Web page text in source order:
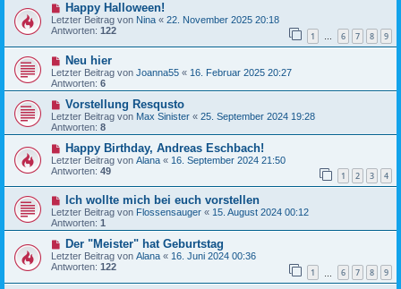
Happy Halloween!
Letzter Beitrag von Nina « 22. November 2025 20:18
Antworten: 122 1 … 6 7 8 9
Neu hier
Letzter Beitrag von Joanna55 « 16. Februar 2025 20:27
Antworten: 6
Vorstellung Resqusto
Letzter Beitrag von Max Sinister « 25. September 2024 19:28
Antworten: 8
Happy Birthday, Andreas Eschbach!
Letzter Beitrag von Alana « 16. September 2024 21:50
Antworten: 49 1 2 3 4
Ich wollte mich bei euch vorstellen
Letzter Beitrag von Flossensauger « 15. August 2024 00:12
Antworten: 1
Der "Meister" hat Geburtstag
Letzter Beitrag von Alana « 16. Juni 2024 00:36
Antworten: 122 1 6 7 8 9